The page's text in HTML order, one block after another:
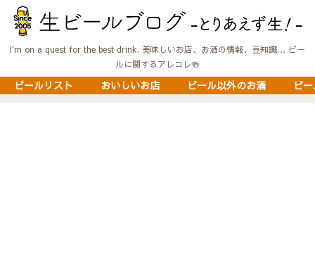
I'm on a quest for the best drink. 美味しいお店、お酒の情報、豆知識… ビー
ルに関するアレコレ🍻
ビールリスト おいしいお店 ビール以外のお酒 ビ